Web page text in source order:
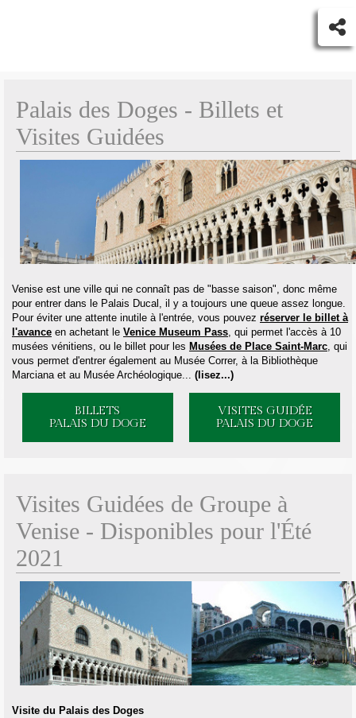
Palais des Doges - Billets et
Visites Guidées
Venise est une ville qui ne connaît pas de "basse saison", donc même
pour entrer dans le Palais Ducal, il y a toujours une queue assez longue.
Pour éviter une attente inutile à l'entrée, vous pouvez réserver le billet à
l'avance en achetant le Venice Museum Pass, qui permet l'accès à 10
musées vénitiens, ou le billet pour les Musées de Place Saint-Marc, qui
vous permet d'entrer également au Musée Correr, à la Bibliothèque
Marciana et au Musée Archéologique... ( lisez...)
BILLETS
PALAIS DU DOGE
VISITES GUIDÉE
PALAIS DU DOGE
Visites Guidées de Groupe à
Venise - Disponibles pour l'Été
2021
Visite du Palais des Doges